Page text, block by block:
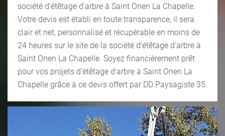
société d’étêtage d’arbre à Saint Onen La Chapelle.
Votre devis est établi en toute transparence, il sera
clair et net, personnalisé et récupérable en moins de
24 heures sur le site de la société d’étêtage d’arbre à
Saint Onen La Chapelle. Soyez financièrement prêt
pour vos projets d’étêtage d’arbre à Saint Onen La
Chapelle grâce à ce devis offert par DD Paysagiste 35.